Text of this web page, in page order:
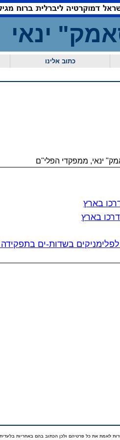
כתוב אלינו
ינאי, ממפקדי הפלי"ם
בארץ
בארץ
בשדות-ים בתפקידה
לאמת את כל פרטיהם ולכן הכתוב בהם באחריות